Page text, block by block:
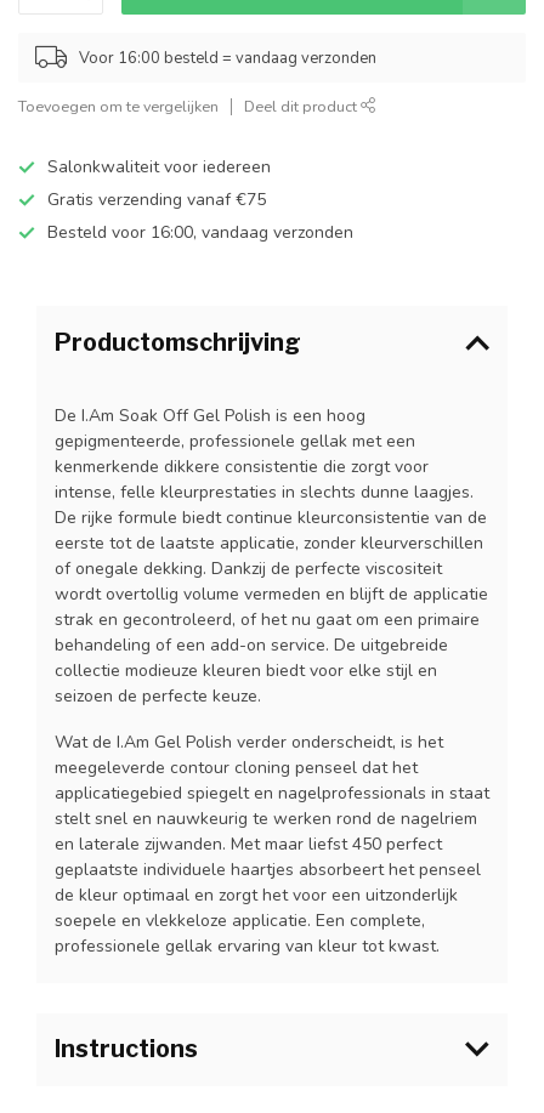
Voor 16:00 besteld = vandaag verzonden
Toevoegen om te vergelijken Deel dit product
Salonkwaliteit voor iedereen
Gratis verzending vanaf €75
Besteld voor 16:00, vandaag verzonden
Productomschrijving
De I.Am Soak Off Gel Polish is een hoog
gepigmenteerde, professionele gellak met een
kenmerkende dikkere consistentie die zorgt voor
intense, felle kleurprestaties in slechts dunne laagjes.
De rijke formule biedt continue kleurconsistentie van de
eerste tot de laatste applicatie, zonder kleurverschillen
of onegale dekking. Dankzij de perfecte viscositeit
wordt overtollig volume vermeden en blijft de applicatie
strak en gecontroleerd, of het nu gaat om een primaire
behandeling of een add-on service. De uitgebreide
collectie modieuze kleuren biedt voor elke stijl en
seizoen de perfecte keuze.
Wat de I.Am Gel Polish verder onderscheidt, is het
meegeleverde contour cloning penseel dat het
applicatiegebied spiegelt en nagelprofessionals in staat
stelt snel en nauwkeurig te werken rond de nagelriem
en laterale zijwanden. Met maar liefst 450 perfect
geplaatste individuele haartjes absorbeert het penseel
de kleur optimaal en zorgt het voor een uitzonderlijk
soepele en vlekkeloze applicatie. Een complete,
professionele gellak ervaring van kleur tot kwast.
Instructions